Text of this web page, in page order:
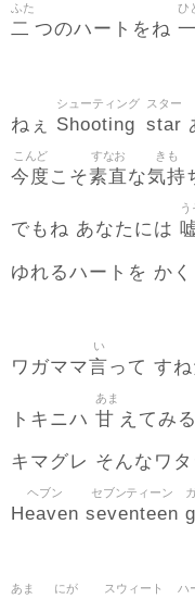
二
ふた
つのハートをね 一
ひ
ねぇ Shooting
シューティング
star
スター
今度
こんど
こそ素直
すなお
な気持
きも
でもね あなたには
う
ゆれるハートを か
ワガママ言
い
って すね
トキニハ 甘
あま
えてみる
キマグレ そんなワ
Heaven
ヘブン
seventeen
セブンティーン
あま にが スウィート ハ